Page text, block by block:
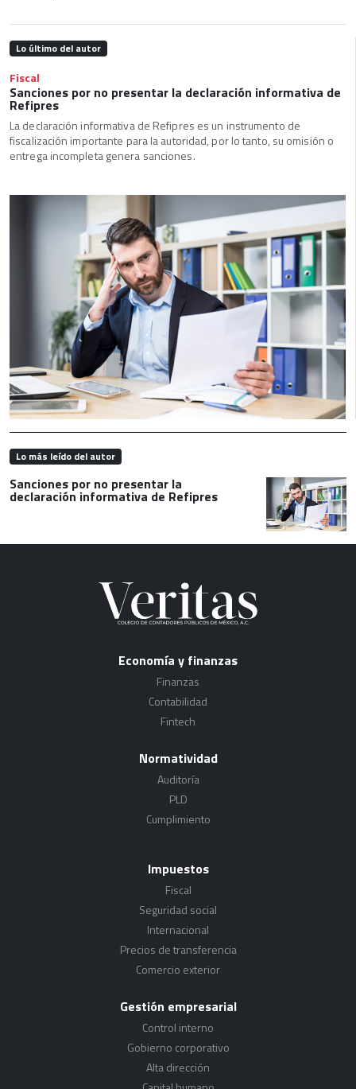
Lo último del autor
Fiscal
Sanciones por no presentar la declaración informativa de
Refipres
La declaración informativa de Refipres es un instrumento de
fiscalización importante para la autoridad, por lo tanto, su omisión o
entrega incompleta genera sanciones.
Lo más leído del autor
Sanciones por no presentar la
declaración informativa de Refipres
Economía y finanzas
Finanzas
Contabilidad
Fintech
Normatividad
Auditoría
PLD
Cumplimiento
Impuestos
Fiscal
Seguridad social
Internacional
Precios de transferencia
Comercio exterior
Gestión empresarial
Control interno
Gobierno corporativo
Alta dirección